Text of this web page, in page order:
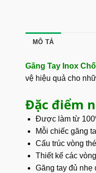
MÔ TẢ
Găng Tay Inox
vệ hiệu quả cho
Đặc điểm
Được làm từ
Mỗi chiếc găng
Cấu trúc vòng
Thiết kế các
Găng tay đủ nhẹ